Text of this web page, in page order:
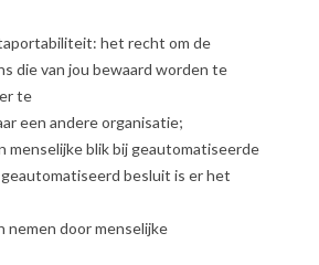
het recht om de
die van jou bewaard worden te
te
een andere organisatie;
menselijke blik bij geautomatiseerde
besluit is er het
nemen door menselijke